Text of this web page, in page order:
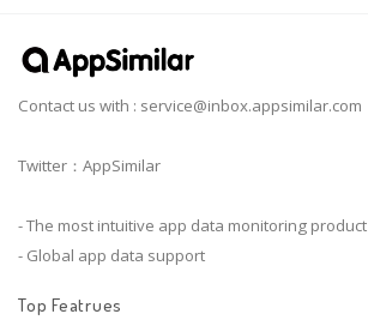
Contact us with : service@inbox.appsimilar.com
Twitter：AppSimilar
- The most intuitive app data monitoring product
- Global app data support
Top Featrues